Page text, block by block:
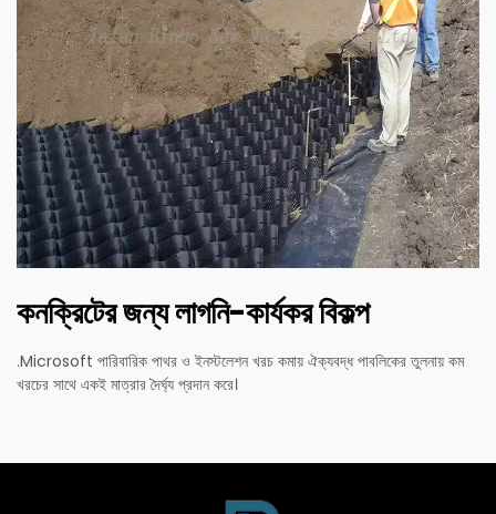
কনক্রিটের জন্য লাগনি-কার্যকর বিকল্প
.Microsoft পারিবারিক পাথর ও ইনস্টলেশন খরচ কমায় ঐক্যবদ্ধ পাবলিকের তুলনায় কম
খরচের সাথে একই মাত্রার দৈর্ঘ্য প্রদান করে।